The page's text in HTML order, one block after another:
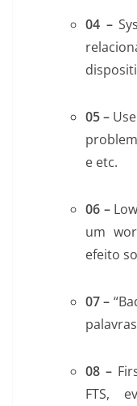
04 –
05 –
e etc.
06 –
um
efeito
07 –
palavras
08 –
FTS,